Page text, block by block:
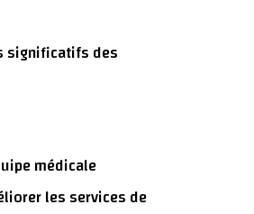
significatifs des
médicale
les services de